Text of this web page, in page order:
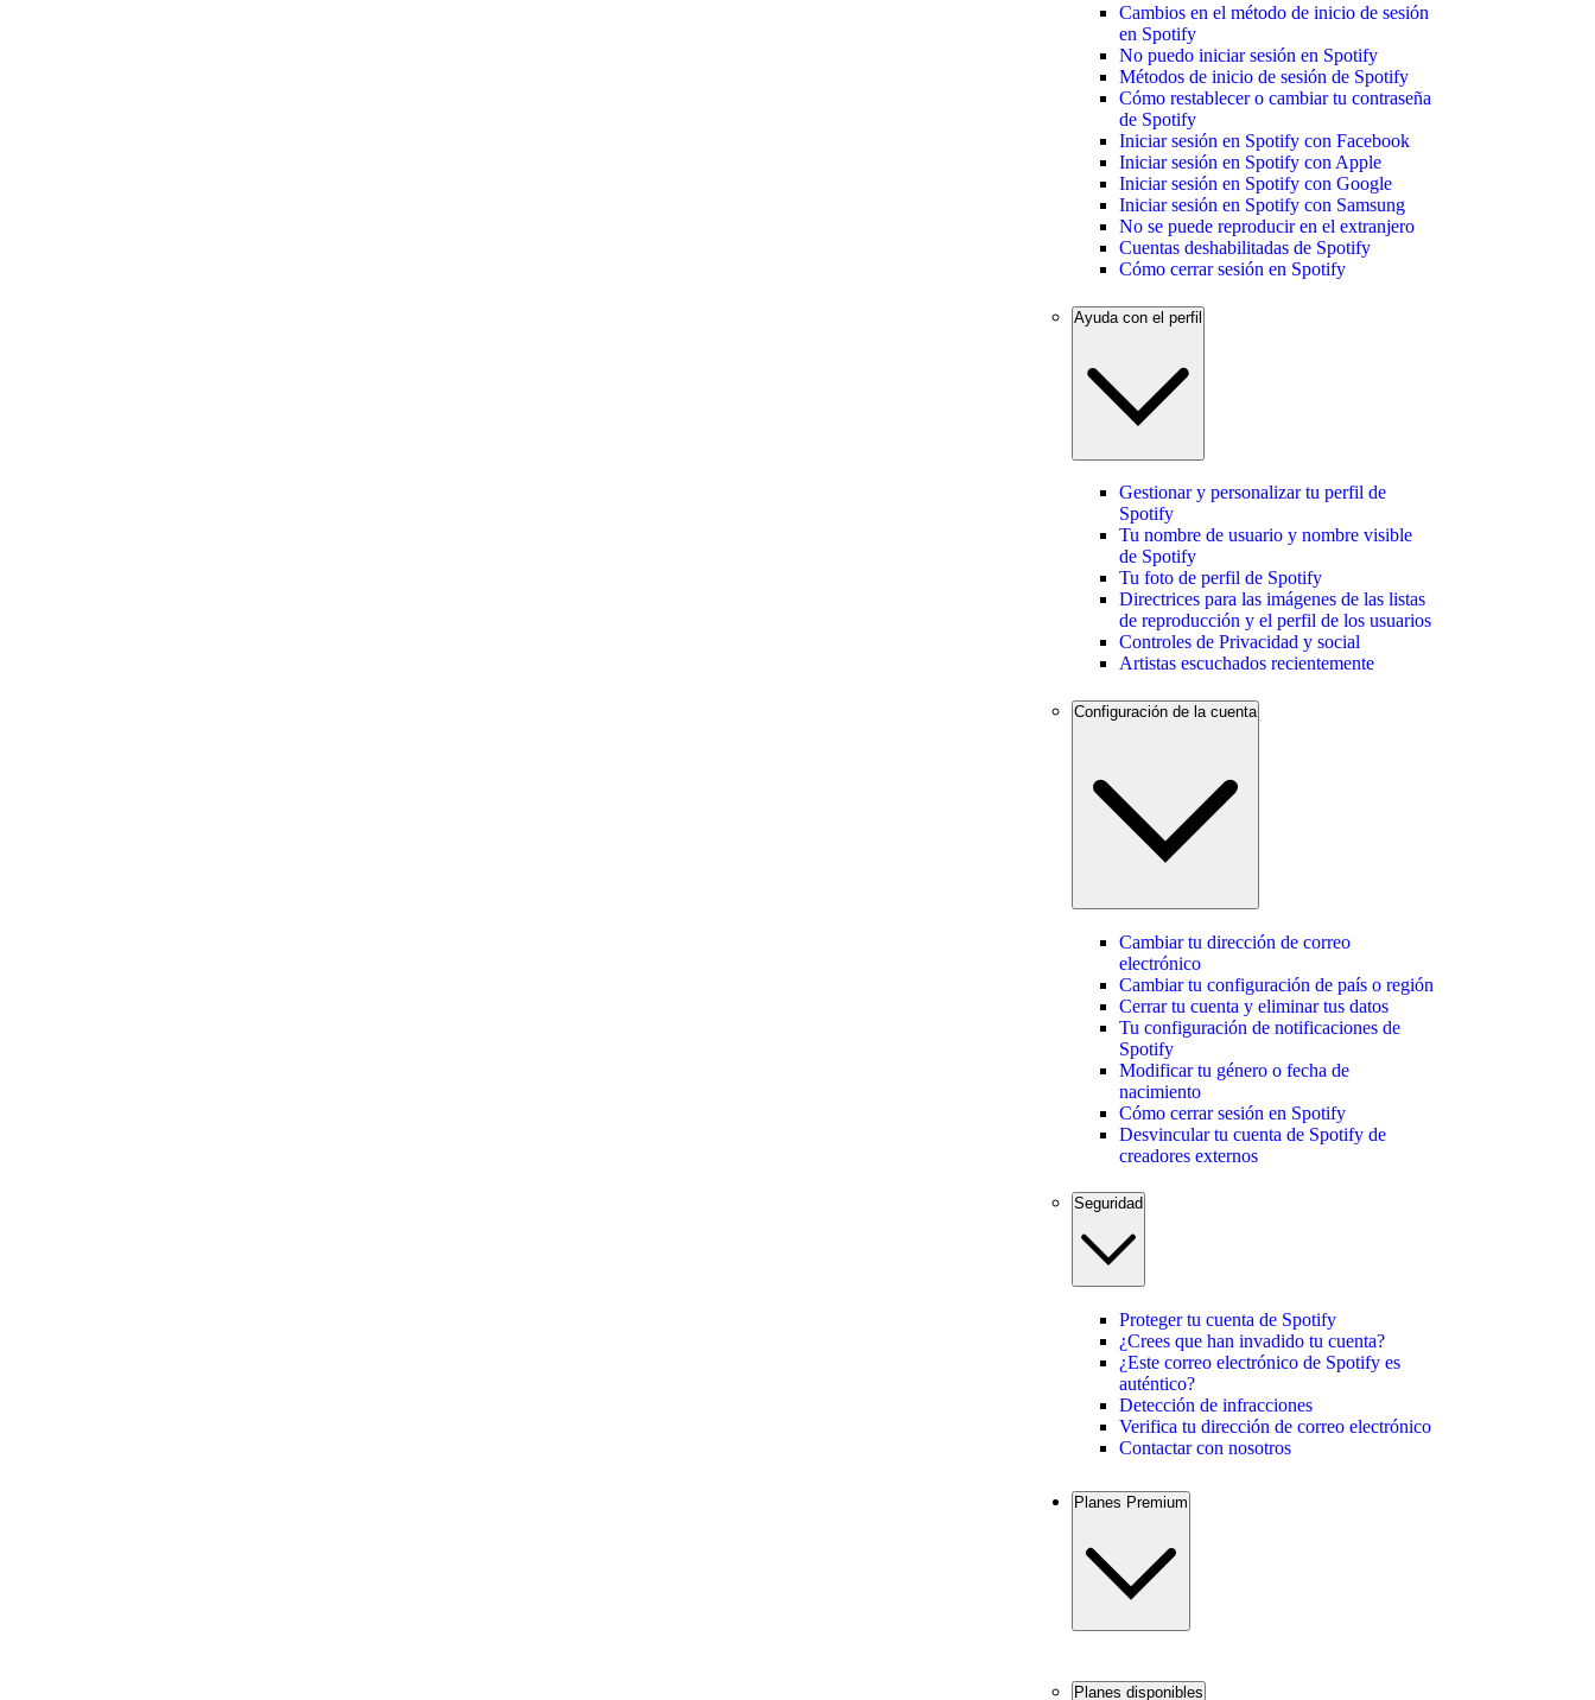
Cambios en el método de inicio de sesión
en Spotify
No puedo iniciar sesión en Spotify
Métodos de inicio de sesión de Spotify
Cómo restablecer o cambiar tu contraseña
de Spotify
Iniciar sesión en Spotify con Facebook
Iniciar sesión en Spotify con Apple
Iniciar sesión en Spotify con Google
Iniciar sesión en Spotify con Samsung
No se puede reproducir en el extranjero
Cuentas deshabilitadas de Spotify
Cómo cerrar sesión en Spotify
Ayuda con el perfil
Gestionar y personalizar tu perfil de
Spotify
Tu nombre de usuario y nombre visible
de Spotify
Tu foto de perfil de Spotify
Directrices para las imágenes de las listas
de reproducción y el perfil de los usuarios
Controles de Privacidad y social
Artistas escuchados recientemente
Configuración de la cuenta
Cambiar tu dirección de correo
electrónico
Cambiar tu configuración de país o región
Cerrar tu cuenta y eliminar tus datos
Tu configuración de notificaciones de
Spotify
Modificar tu género o fecha de
nacimiento
Cómo cerrar sesión en Spotify
Desvincular tu cuenta de Spotify de
creadores externos
Seguridad
Proteger tu cuenta de Spotify
¿Crees que han invadido tu cuenta?
¿Este correo electrónico de Spotify es
auténtico?
Detección de infracciones
Verifica tu dirección de correo electrónico
Contactar con nosotros
Planes Premium
Planes disponibles